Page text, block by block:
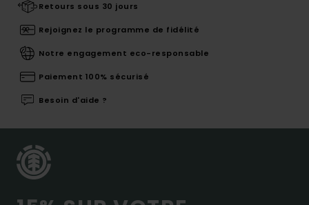
Retours sous 30 jours
Rejoignez le programme de fidélité
Notre engagement eco-responsable
Paiement 100% sécurisé
Besoin d'aide ?